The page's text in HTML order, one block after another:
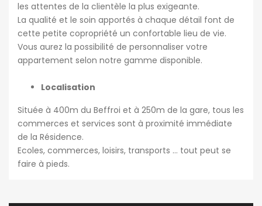
les attentes de la clientèle la plus exigeante.
La qualité et le soin apportés à chaque détail font de
cette petite copropriété un confortable lieu de vie.
Vous aurez la possibilité de personnaliser votre
appartement selon notre gamme disponible.
Localisation
Située à 400m du Beffroi et à 250m de la gare, tous les
commerces et services sont à proximité immédiate
de la Résidence.
Ecoles, commerces, loisirs, transports … tout peut se
faire à pieds.